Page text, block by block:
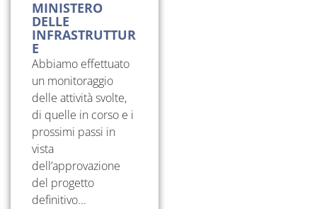
MINISTERO
DELLE
INFRASTRUTTUR
E
Abbiamo effettuato
un monitoraggio
delle attività svolte,
di quelle in corso e i
prossimi passi in
vista
dell’approvazione
del progetto
definitivo...